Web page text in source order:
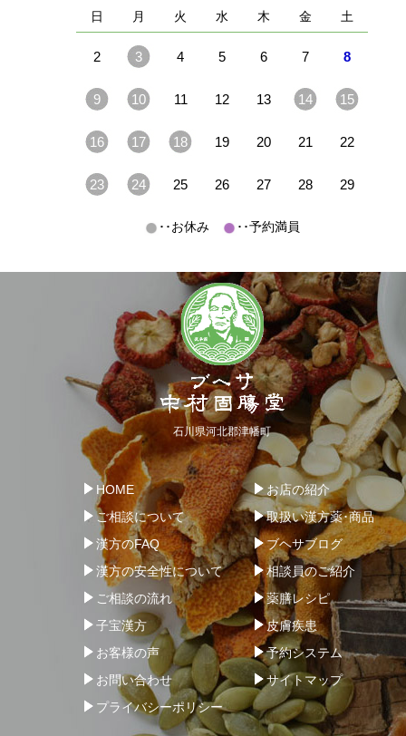
日 月 火 水 木 金 土
2 3 4 5 6 7 8
9 10 11 12 13 14 15
16 17 18 19 20 21 22
23 24 25 26 27 28 29
･･お休み ･･予約満員
石川県河北郡津幡町
HOME
お店の紹介
ご相談について
取扱い漢方薬･商品
漢方のFAQ
ブヘサブログ
漢方の安全性について
相談員のご紹介
ご相談の流れ
薬膳レシピ
子宝漢方
皮膚疾患
お客様の声
予約システム
お問い合わせ
サイトマップ
プライバシーポリシー